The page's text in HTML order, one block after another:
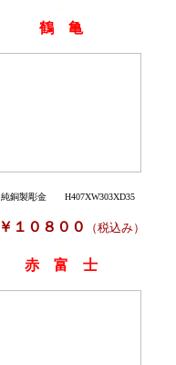
・
鶴 亀
純銅製彫金 H407XW303XD35
￥１０８００ （税込み
・
赤 富 士